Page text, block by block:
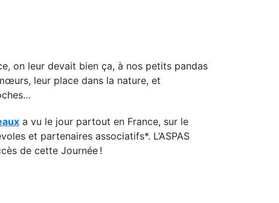
on leur devait bien ça, à nos petits pandas
leur place dans la nature, et
a vu le jour partout en France, sur le
et partenaires associatifs*. L’ASPAS
de cette Journée !